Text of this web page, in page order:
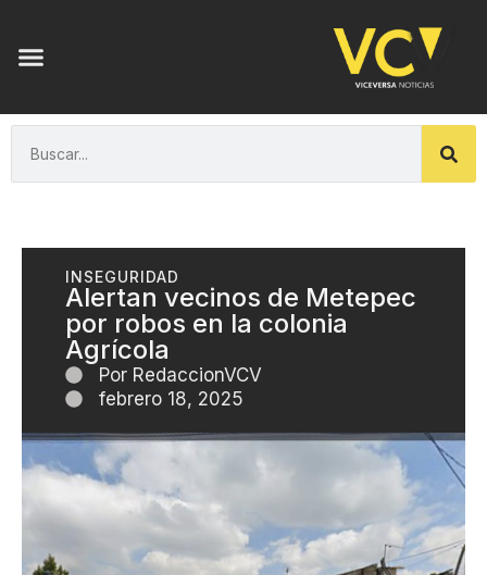
INSEGURIDAD
Alertan vecinos de Metepec
por robos en la colonia
Agrícola
Por RedaccionVCV
febrero 18, 2025